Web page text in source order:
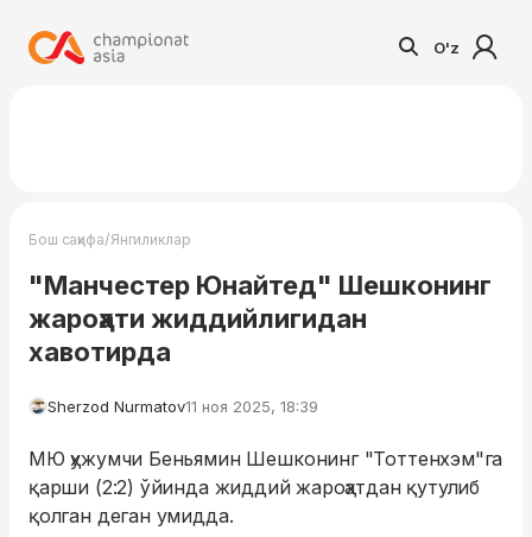
O'z
Бош саҳифа/Янгиликлар
"Манчестер Юнайтед" Шешконинг
жароҳати жиддийлигидан
хавотирда
Sherzod Nurmatov11 ноя 2025, 18:39
МЮ ҳужумчи Беньямин Шешконинг "Тоттенхэм"га
қарши (2:2) ўйинда жиддий жароҳатдан қутулиб
қолган деган умидда.